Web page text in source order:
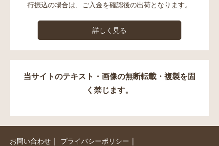
行振込の場合は、ご入金を確認後の出荷となります。
詳しく見る
当サイトのテキスト・画像の無断転載・複製を固
く禁じます。
お問い合わせ ｜ プライバシーポリシー ｜